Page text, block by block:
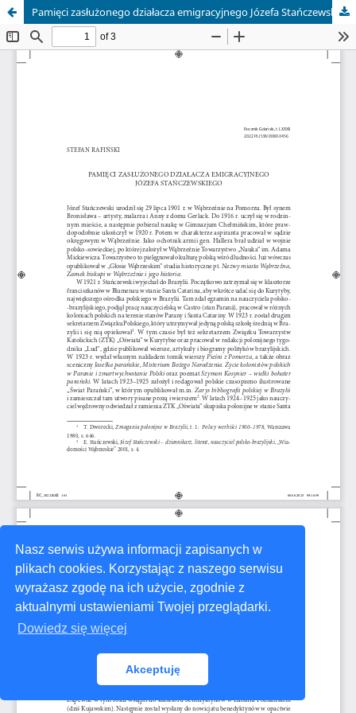
Nasz serwis używa informacji zapisanych w
plikach cookies. Korzystając z naszego serwisu
wyrażasz zgodę na ich użycie, zgodnie z
aktualnymi ustawieniami Twojej przeglądarki.
Dowiedz się więcej
Akceptuję
Pamięci zasłużonego działacza emigracyjnego Józefa Stańczewskiego